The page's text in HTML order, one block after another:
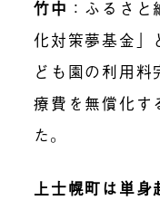
竹中 ：ふるさ
化対策夢基金」
ども園の利用
療費を無償化す
た。
上士幌町は単